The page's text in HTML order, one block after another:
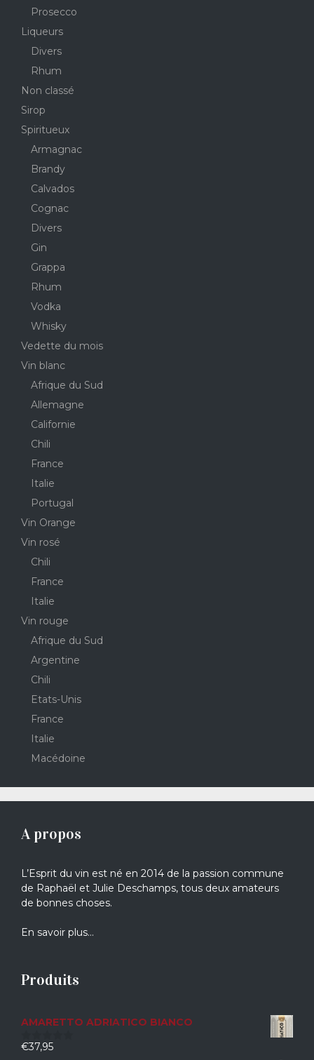
Prosecco
Liqueurs
Divers
Rhum
Non classé
Sirop
Spiritueux
Armagnac
Brandy
Calvados
Cognac
Divers
Gin
Grappa
Rhum
Vodka
Whisky
Vedette du mois
Vin blanc
Afrique du Sud
Allemagne
Californie
Chili
France
Italie
Portugal
Vin Orange
Vin rosé
Chili
France
Italie
Vin rouge
Afrique du Sud
Argentine
Chili
Etats-Unis
France
Italie
Macédoine
A propos
L’Esprit du vin est né en 2014 de la passion commune
de Raphaël et Julie Deschamps, tous deux amateurs
de bonnes choses.
En savoir plus…
Produits
AMARETTO ADRIATICO BIANCO
0
€37,95